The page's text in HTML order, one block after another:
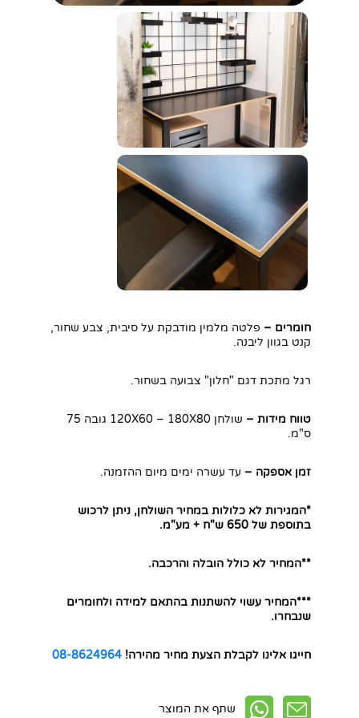
חומרים – פלטה מלמין מודבקת על סיבית, צבע שחור,
קנט בגוון ליבנה.
רגל מתכת דגם "חלון" צבועה בשחור.
טווח מידות –
שולחן 120X60 – 180X80 גובה 75
ס"מ.
זמן אספקה – עד עשרה ימים מיום ההזמנה.
*המגירות לא כלולות במחיר השולחן, ניתן לרכוש
בתוספת של 650 ש"ח + מע"מ.
**המחיר לא כולל הובלה והרכבה.
***המחיר עשוי להשתנות בהתאם למידה ולחומרים
שנבחרו.
חייגו אלינו לקבלת הצעת מחיר מהירה! 08-8624964
שתף את המוצר